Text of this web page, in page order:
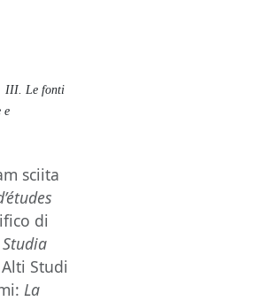
III. Le fonti
e
sciita
di
Studi
La